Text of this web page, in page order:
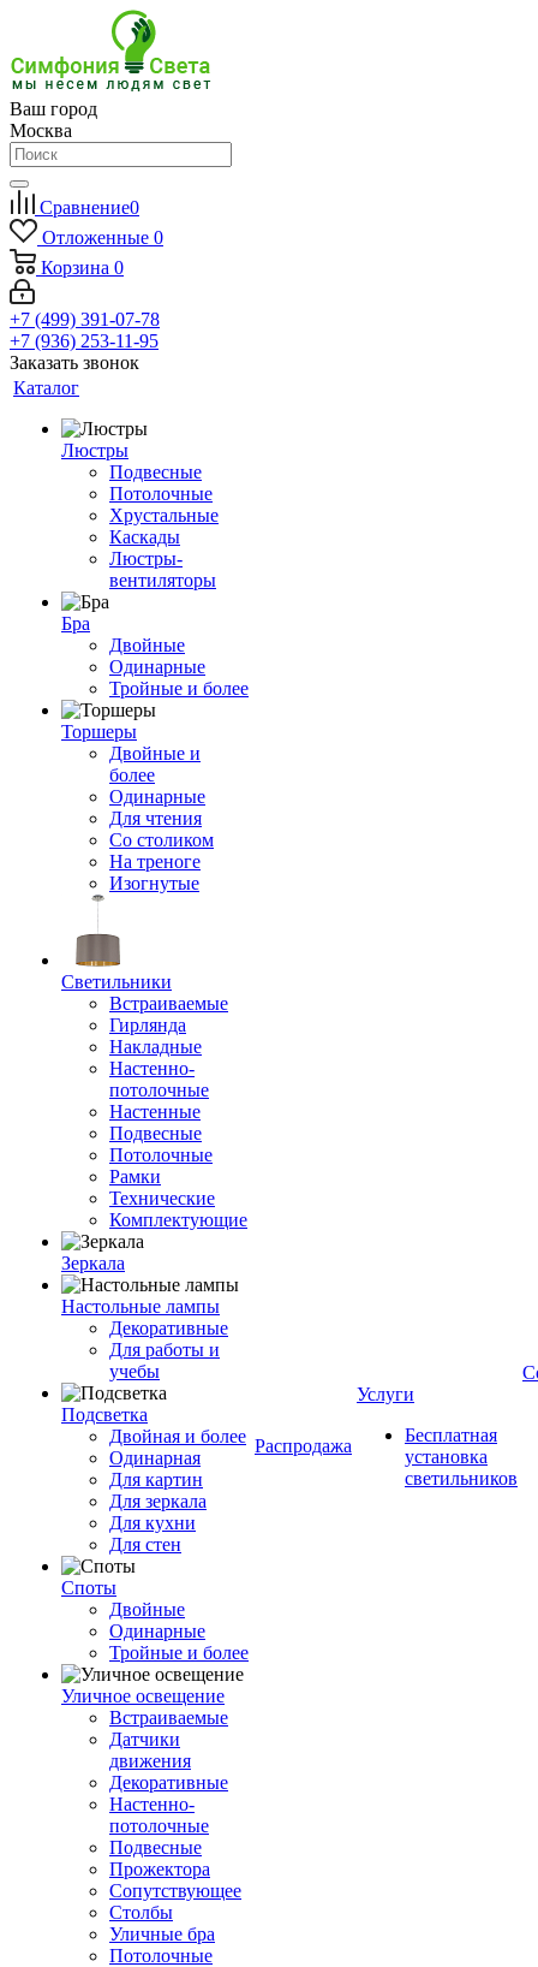
Ваш город
Москва
Сравнение0
Отложенные 0
Корзина 0
+7 (499) 391-07-78
+7 (936) 253-11-95
Заказать звонок
Каталог
Люстры
Подвесные
Потолочные
Хрустальные
Каскады
Люстры-
вентиляторы
Бра
Двойные
Одинарные
Тройные и более
Торшеры
Двойные и
более
Одинарные
Для чтения
Со столиком
На треноге
Изогнутые
Светильники
Встраиваемые
Гирлянда
Накладные
Настенно-
потолочные
Настенные
Подвесные
Потолочные
Рамки
Технические
Комплектующие
Зеркала
Настольные лампы
Декоративные
Для работы и
учебы
Подсветка
Двойная и более
Одинарная
Для картин
Для зеркала
Для кухни
Для стен
Споты
Двойные
Одинарные
Тройные и более
Уличное освещение
Встраиваемые
Датчики
движения
Декоративные
Настенно-
потолочные
Подвесные
Прожектора
Сопутствующее
Столбы
Уличные бра
Потолочные
Распродажа
Услуги
Бесплатная
установка
светильников